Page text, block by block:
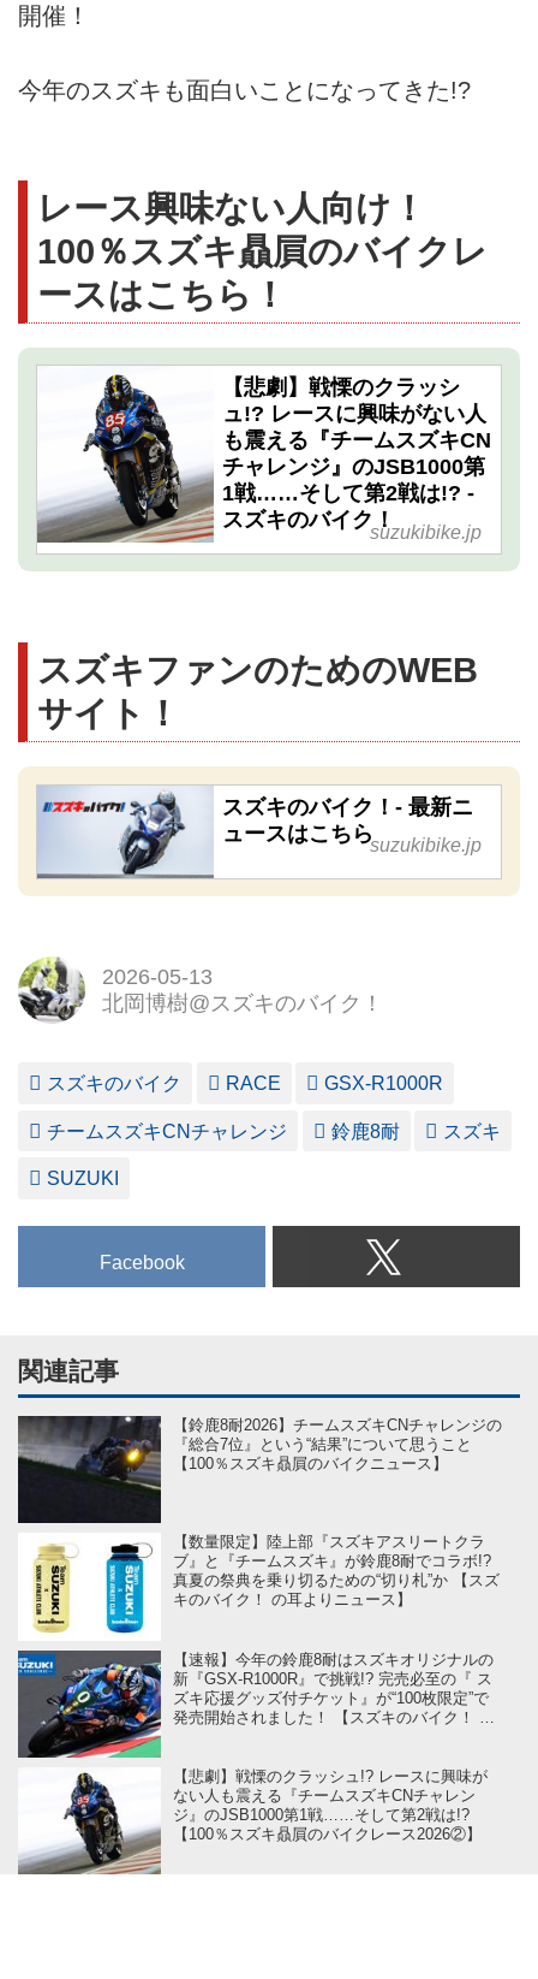
開催！
今年のスズキも面白いことになってきた!?
レース興味ない人向け！
100％スズキ贔屓のバイクレ
ースはこちら！
【悲劇】戦慄のクラッシ
ュ!? レースに興味がない人
も震える『チームスズキCN
チャレンジ』のJSB1000第
1戦……そして第2戦は!? -
スズキのバイク！suzukibike.jp
スズキファンのためのWEB
サイト！
スズキのバイク！- 最新ニ
ュースはこちらsuzukibike.jp
2026-05-13
北岡博樹@スズキのバイク！
スズキのバイク RACE GSX-R1000R
チームスズキCNチャレンジ 鈴鹿8耐 スズキ
SUZUKI
Facebook
関連記事
【鈴鹿8耐2026】チームスズキCNチャレンジの
『総合7位』という“結果”について思うこと
【100％スズキ贔屓のバイクニュース】
【数量限定】陸上部『スズキアスリートクラ
ブ』と『チームスズキ』が鈴鹿8耐でコラボ!?
真夏の祭典を乗り切るための“切り札”か 【スズ
キのバイク！ の耳よりニュース】
【速報】今年の鈴鹿8耐はスズキオリジナルの
新『GSX-R1000R』で挑戦!? 完売必至の『 ス
ズキ応援グッズ付チケット』が“100枚限定”で
発売開始されました！ 【スズキのバイク！ の
【悲劇】戦慄のクラッシュ!? レースに興味が
ない人も震える『チームスズキCNチャレン
ジ』のJSB1000第1戦……そして第2戦は!?
【100％スズキ贔屓のバイクレース2026②】